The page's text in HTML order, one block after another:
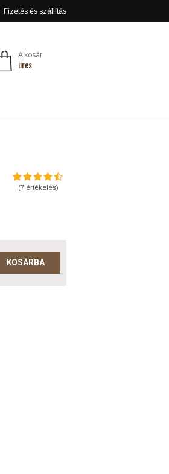
Fizetés és szállítás
A kosár
üres
(7értékelés)
KOSÁRBA